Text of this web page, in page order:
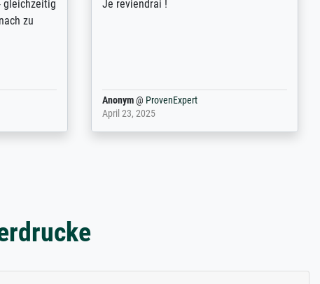
Bild (ein
-
couleurs). Relation clientèle parfaite.
Anonym@ ProvenExpert
March 31, 2025